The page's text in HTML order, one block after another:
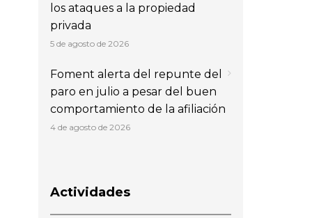
los ataques a la propiedad
privada
5 de agosto de 2026
Foment alerta del repunte del
paro en julio a pesar del buen
comportamiento de la afiliación
4 de agosto de 2026
Actividades